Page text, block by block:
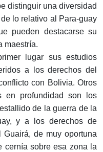
distinguir una diversidad
lo relativo al Para-guay
pueden destacarse su
maestría.
lugar sus estudios
a los derechos del
con Bolivia. Otros
en profundidad son los
de la guerra de la
y a los derechos de
de muy oportuna
cernía sobre esa zona la